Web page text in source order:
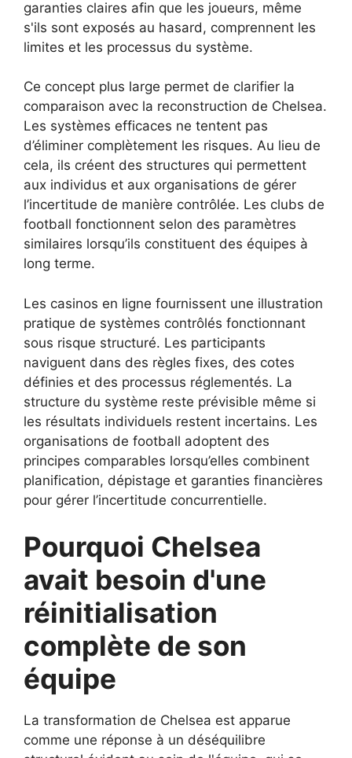
garanties claires afin que les joueurs, même
s'ils sont exposés au hasard, comprennent les
limites et les processus du système.
Ce concept plus large permet de clarifier la
comparaison avec la reconstruction de Chelsea.
Les systèmes efficaces ne tentent pas
d’éliminer complètement les risques. Au lieu de
cela, ils créent des structures qui permettent
aux individus et aux organisations de gérer
l’incertitude de manière contrôlée. Les clubs de
football fonctionnent selon des paramètres
similaires lorsqu’ils constituent des équipes à
long terme.
Les casinos en ligne fournissent une illustration
pratique de systèmes contrôlés fonctionnant
sous risque structuré. Les participants
naviguent dans des règles fixes, des cotes
définies et des processus réglementés. La
structure du système reste prévisible même si
les résultats individuels restent incertains. Les
organisations de football adoptent des
principes comparables lorsqu’elles combinent
planification, dépistage et garanties financières
pour gérer l’incertitude concurrentielle.
Pourquoi Chelsea
avait besoin d'une
réinitialisation
complète de son
équipe
La transformation de Chelsea est apparue
comme une réponse à un déséquilibre